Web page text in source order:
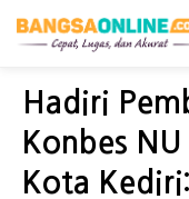
Home Jawa
Hadiri
Konbes
Kota